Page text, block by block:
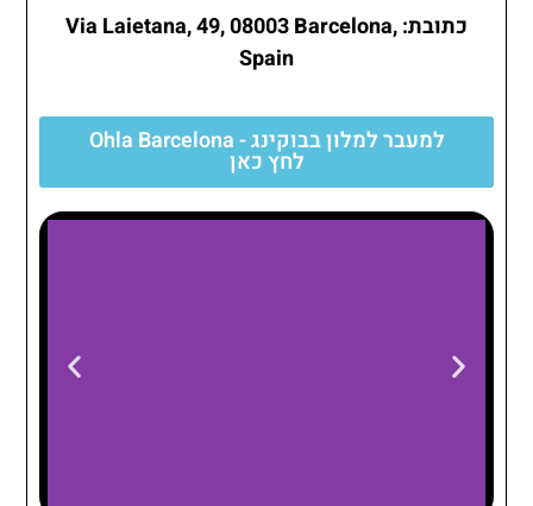
כתובת: Via Laietana, 49, 08003 Barcelona,
Spain
למעבר למלון בבוקינג - Ohla Barcelona
לחץ כאן